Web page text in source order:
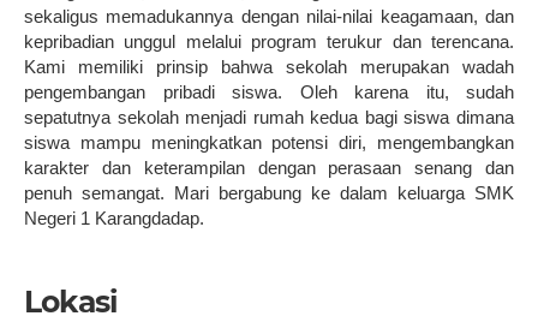
sekaligus memadukannya dengan nilai-nilai keagamaan, dan
kepribadian unggul melalui program terukur dan terencana.
Kami memiliki prinsip bahwa sekolah merupakan wadah
pengembangan pribadi siswa. Oleh karena itu, sudah
sepatutnya sekolah menjadi rumah kedua bagi siswa dimana
siswa mampu meningkatkan potensi diri, mengembangkan
karakter dan keterampilan dengan perasaan senang dan
penuh semangat. Mari bergabung ke dalam keluarga SMK
Negeri 1 Karangdadap.
Lokasi